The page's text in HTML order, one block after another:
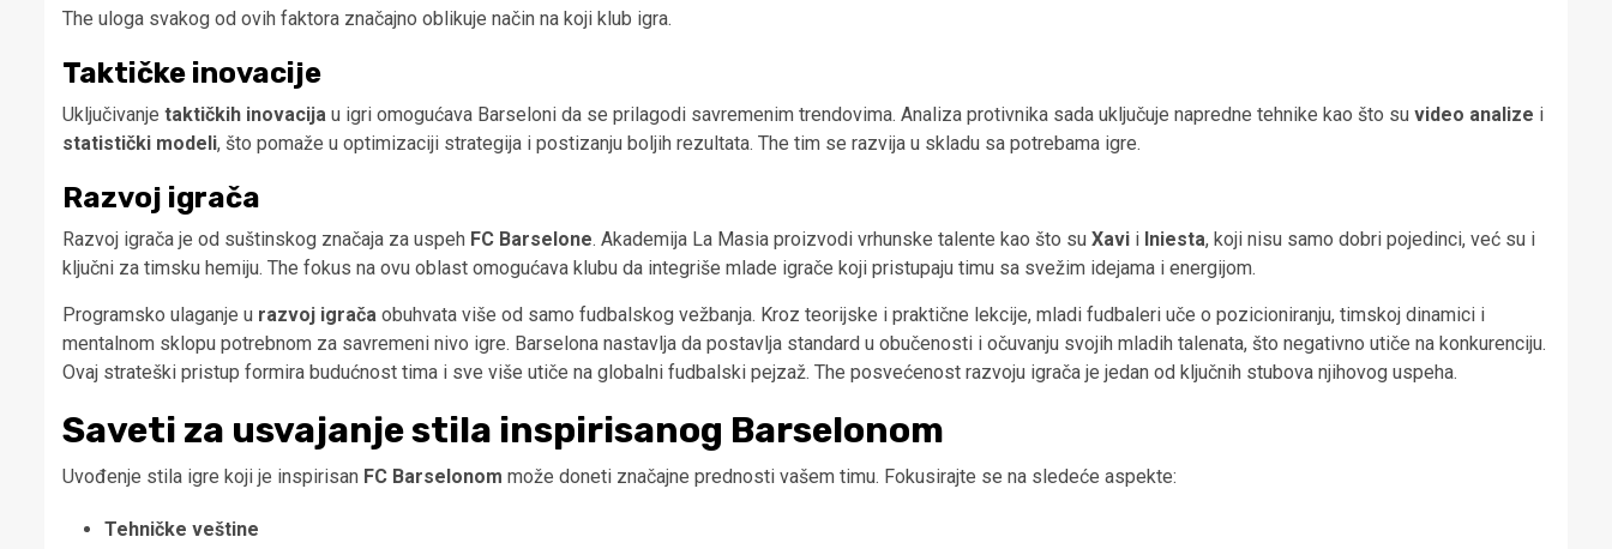
The uloga svakog od ovih faktora značajno oblikuje način na koji klub igra.
Taktičke inovacije
Uključivanje taktičkih inovacija u igri omogućava Barseloni da se prilagodi savremenim trendovima. Analiza protivnika sada uključuje napredne tehnike kao što su video analize i
statistički modeli, što pomaže u optimizaciji strategija i postizanju boljih rezultata. The tim se razvija u skladu sa potrebama igre.
Razvoj igrača
Razvoj igrača je od suštinskog značaja za uspeh FC Barselone. Akademija La Masia proizvodi vrhunske talente kao što su Xavi i Iniesta, koji nisu samo dobri pojedinci, već su i
ključni za timsku hemiju. The fokus na ovu oblast omogućava klubu da integriše mlade igrače koji pristupaju timu sa svežim idejama i energijom.
Programsko ulaganje u razvoj igrača obuhvata više od samo fudbalskog vežbanja. Kroz teorijske i praktične lekcije, mladi fudbaleri uče o pozicioniranju, timskoj dinamici i
mentalnom sklopu potrebnom za savremeni nivo igre. Barselona nastavlja da postavlja standard u obučenosti i očuvanju svojih mladih talenata, što negativno utiče na konkurenciju.
Ovaj strateški pristup formira budućnost tima i sve više utiče na globalni fudbalski pejzaž. The posvećenost razvoju igrača je jedan od ključnih stubova njihovog uspeha.
Saveti za usvajanje stila inspirisanog Barselonom
Uvođenje stila igre koji je inspirisan FC Barselonom može doneti značajne prednosti vašem timu. Fokusirajte se na sledeće aspekte:
Tehničke veštine